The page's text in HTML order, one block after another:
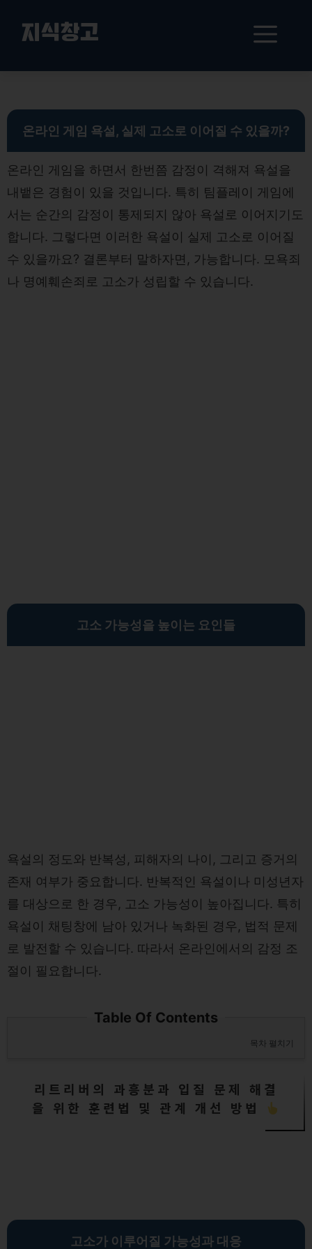
뛰
지식창고
메
뉴
온라인 게임 욕설, 실제 고소로 이어질 수 있을까?
온라인 게임을 하면서 한번쯤 감정이 격해져 욕설을
내뱉은 경험이 있을 것입니다. 특히 팀플레이 게임에
서는 순간의 감정이 통제되지 않아 욕설로 이어지기도
합니다. 그렇다면 이러한 욕설이 실제 고소로 이어질
수 있을까요? 결론부터 말하자면, 가능합니다. 모욕죄
나 명예훼손죄로 고소가 성립할 수 있습니다.
고소 가능성을 높이는 요인들
욕설의 정도와 반복성, 피해자의 나이, 그리고 증거의
존재 여부가 중요합니다. 반복적인 욕설이나 미성년자
를 대상으로 한 경우, 고소 가능성이 높아집니다. 특히
욕설이 채팅창에 남아 있거나 녹화된 경우, 법적 문제
로 발전할 수 있습니다. 따라서 온라인에서의 감정 조
절이 필요합니다.
Table Of Contents
목차 펼치기
리트리버의 과흥분과 입질 문제 해결
을 위한 훈련법 및 관계 개선 방법
고소가 이루어질 가능성과 대응